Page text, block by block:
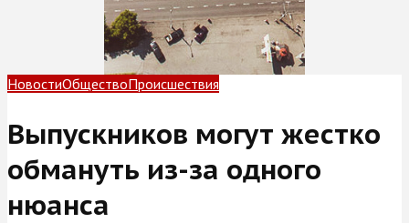
НовостиОбществоПроисшествия
Выпускников могут жестко
обмануть из-за одного
нюанса